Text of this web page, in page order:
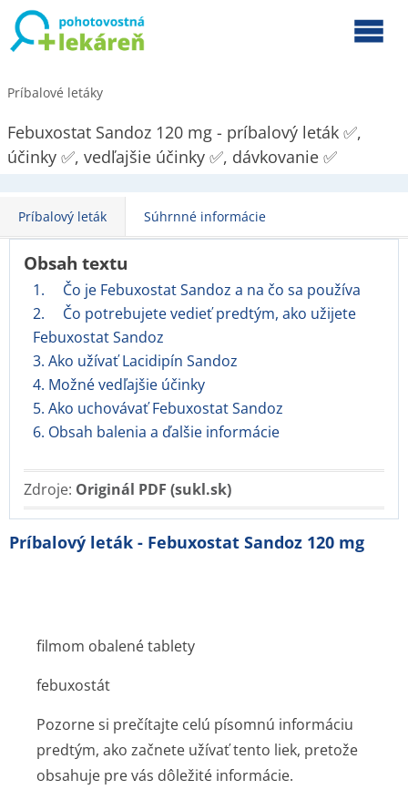
Príbalové letáky
Febuxostat Sandoz 120 mg - príbalový leták ✅,
účinky ✅, vedľajšie účinky ✅, dávkovanie ✅
Príbalový leták Súhrnné informácie
Obsah textu
1. Čo je Febuxostat Sandoz a na čo sa používa
2. Čo potrebujete vedieť predtým, ako užijete
Febuxostat Sandoz
3. Ako užívať Lacidipín Sandoz
4. Možné vedľajšie účinky
5. Ako uchovávať Febuxostat Sandoz
6. Obsah balenia a ďalšie informácie
Zdroje: Originál PDF (sukl.sk)
Príbalový leták - Febuxostat Sandoz 120 mg
filmom obalené tablety
febuxostát
Pozorne si prečítajte celú písomnú informáciu
predtým, ako začnete užívať tento liek, pretože
obsahuje pre vás dôležité informácie.